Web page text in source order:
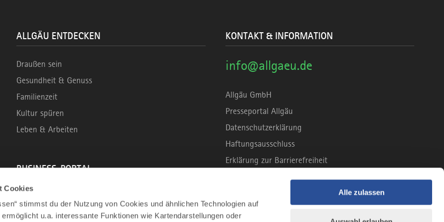
Cookies
stimmst du der Nutzung von Cookies und ähnlichen Technologien auf
u.a. interessante Funktionen wie Kartendarstellungen oder
Alle zulassen
ALLGÄU ENTDECKEN
Draußen sein
Gesundheit & Genuss
Familienzeit
Kultur spüren
Leben & Arbeiten
BUSINESS-PORTAL
Wirtschaftsstandort
KONTAKT & INFORMATION
info@allgaeu.de
Allgäu GmbH
Presseportal Allgäu
Datenschutzerklärung
Haftungsausschluss
Erklärung zur Barrierefreiheit